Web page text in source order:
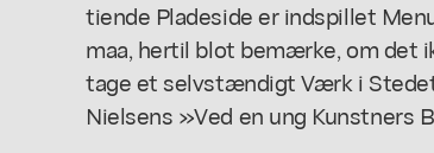
tiende Pladeside er indspillet
maa, hertil blot bemærke, om det
tage et selvstændigt Værk i
Nielsens »Ved en ung Kunstners